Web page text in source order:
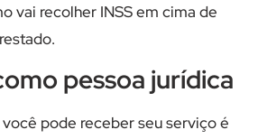
vai recolher INSS em cima de
pessoa jurídica
pode receber seu serviço é